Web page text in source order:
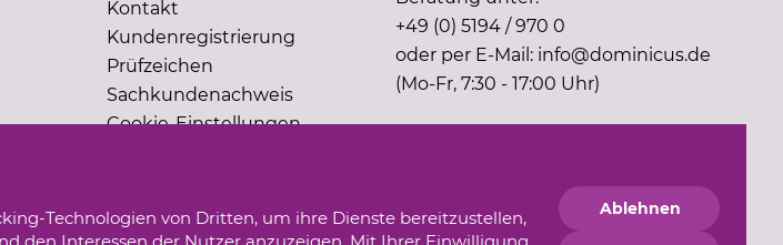
Kontakt
Kundenregistrierung
Prüfzeichen
Sachkundenachweis
Cookie-Einstellungen
+49 (0) 5194 / 970 0
oder per E-Mail: info@dominicus.de
(Mo-Fr, 7:30 - 17:00 Uhr)
Technologien von Dritten, um ihre Dienste bereitzustellen,
den Interessen der Nutzer anzuzeigen. Mit Ihrer Einwilligung
Ablehnen